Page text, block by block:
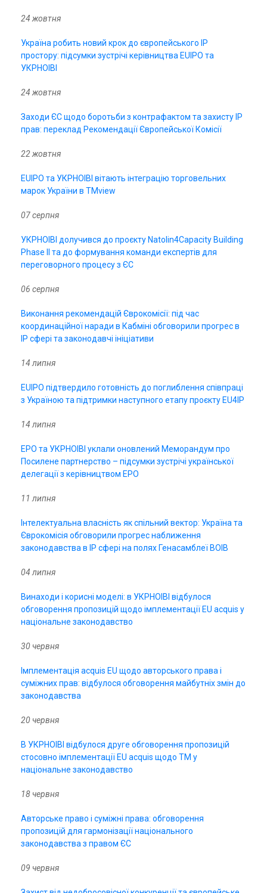
24 жовтня
Україна робить новий крок до європейського IP
простору: підсумки зустрічі керівництва EUIPO та
УКРНОІВІ
24 жовтня
Заходи ЄС щодо боротьби з контрафактом та захисту IP
прав: переклад Рекомендації Європейської Комісії
22 жовтня
EUIPO та УКРНОІВІ вітають інтеграцію торговельних
марок України в TMview
07 серпня
УКРНОІВІ долучився до проєкту Natolin4Capacity Building
Phase II та до формування команди експертів для
переговорного процесу з ЄС
06 серпня
Виконання рекомендацій Єврокомісії: під час
координаційної наради в Кабміні обговорили прогрес в
IP сфері та законодавчі ініціативи
14 липня
EUIPO підтвердило готовність до поглиблення співпраці
з Україною та підтримки наступного етапу проєкту EU4IP
14 липня
EPO та УКРНОІВІ уклали оновлений Меморандум про
Посилене партнерство – підсумки зустрічі української
делегації з керівництвом EPO
11 липня
Інтелектуальна власність як спільний вектор: Україна та
Єврокомісія обговорили прогрес наближення
законодавства в IP сфері на полях Генасамблеї ВОІВ
04 липня
Винаходи і корисні моделі: в УКРНОІВІ відбулося
обговорення пропозицій щодо імплементації EU acquis у
національне законодавство
30 червня
Імплементація acquis EU щодо авторського права і
суміжних прав: відбулося обговорення майбутніх змін до
законодавства
20 червня
В УКРНОІВІ відбулося друге обговорення пропозицій
стосовно імплементації EU acquis щодо ТМ у
національне законодавство
18 червня
Авторське право і суміжні права: обговорення
пропозицій для гармонізації національного
законодавства з правом ЄС
09 червня